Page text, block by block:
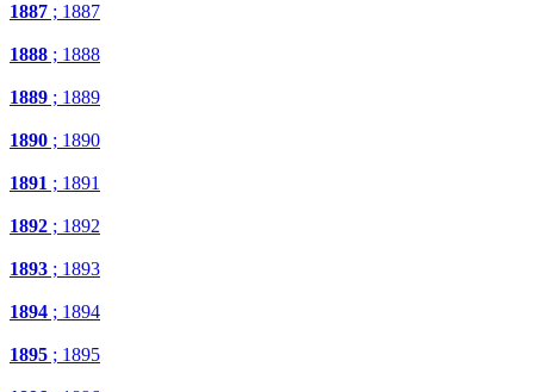
1887 ; 1887
1888 ; 1888
1889 ; 1889
1890 ; 1890
1891 ; 1891
1892 ; 1892
1893 ; 1893
1894 ; 1894
1895 ; 1895